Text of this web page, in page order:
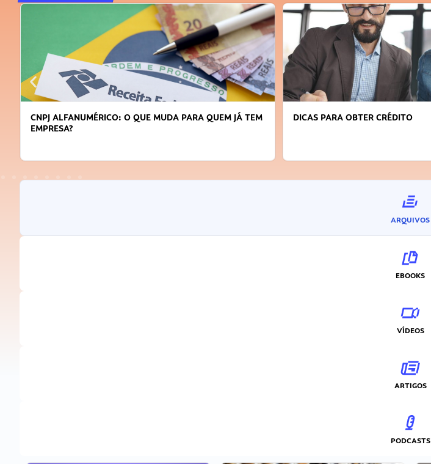
CNPJ ALFANUMÉRICO: O QUE MUDA PARA QUEM JÁ TEM
EMPRESA?
DICAS PARA OBTER CRÉDITO
ARQUIVOS
EBOOKS
VÍDEOS
ARTIGOS
PODCASTS